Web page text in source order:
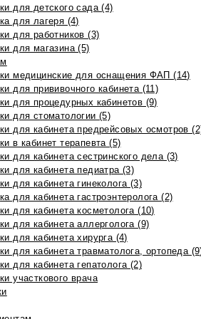
для детского сада (4)
для лагеря (4)
для работников (3)
для магазина (5)
медицинские для оснащения ФАП (14)
для прививочного кабинета (11)
для процедурных кабинетов (9)
для стоматологии (5)
для кабинета предрейсовых осмотров
в кабинет терапевта (5)
для кабинета сестринского дела (3)
для кабинета педиатра (3)
для кабинета гинеколога (3)
для кабинета гастроэнтеролога (2)
для кабинета косметолога (10)
для кабинета аллерголога (9)
для кабинета хирурга (4)
для кабинета травматолога, ортопеда
для кабинета гепатолога (2)
участкового врача